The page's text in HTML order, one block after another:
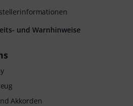
Akkorden
und Warnhinweise